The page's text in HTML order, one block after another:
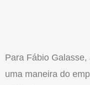
Para Fábio
uma maneira do